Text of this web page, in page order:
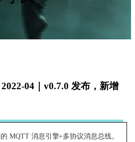
04｜v0.7.0 发布，新增
MQTT 消息引擎+多协议消息总线。